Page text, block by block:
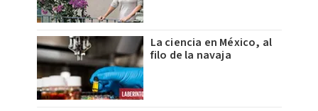
La ciencia en México, al
filo de la navaja